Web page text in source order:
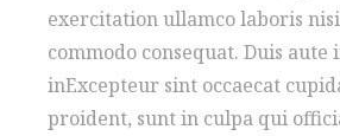
exercitation ullamco laboris
commodo consequat. Duis
inExcepteur sint occaecat
proident, sunt in culpa qui